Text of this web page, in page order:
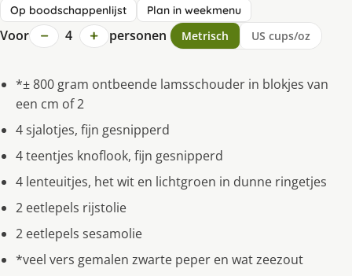
Op boodschappenlijst Plan in weekmenu
Voor − 4 + personen Metrisch US cups/oz
*± 800 gram ontbeende lamsschouder in blokjes van
een cm of 2
4 sjalotjes, fijn gesnipperd
4 teentjes knoflook, fijn gesnipperd
4 lenteuitjes, het wit en lichtgroen in dunne ringetjes
2 eetlepels rijstolie
2 eetlepels sesamolie
*veel vers gemalen zwarte peper en wat zeezout